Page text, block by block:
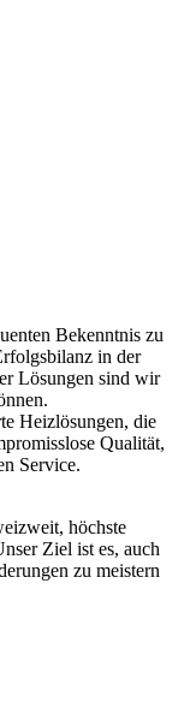
Bekenntnis zu
in der
Lösungen sind wir
Heizlösungen, die
Qualität,
Service.
höchste
Ziel ist es, auch
zu meistern